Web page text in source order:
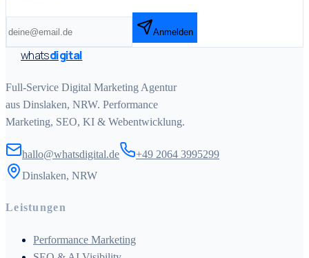
Anmelden
whatsdigital
Full-Service Digital Marketing Agentur
aus Dinslaken, NRW. Performance
Marketing, SEO, KI & Webentwicklung.
hallo@whatsdigital.de
+49 2064 3995299
Dinslaken, NRW
Leistungen
Performance Marketing